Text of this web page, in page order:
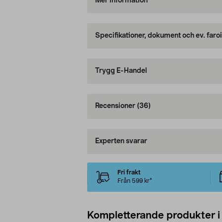
Specifikationer, dokument och ev.
Trygg E-Handel
Recensioner (36)
Experten svarar
Fri frakt
Från 599 kr*
Kompletterande produkter